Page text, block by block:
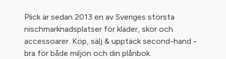
Plick är sedan 2013 en av Sveriges största
nischmarknadsplatser för kläder, skor och
accessoarer. Köp, sälj & upptäck second-hand -
bra för både miljön och din plånbok.